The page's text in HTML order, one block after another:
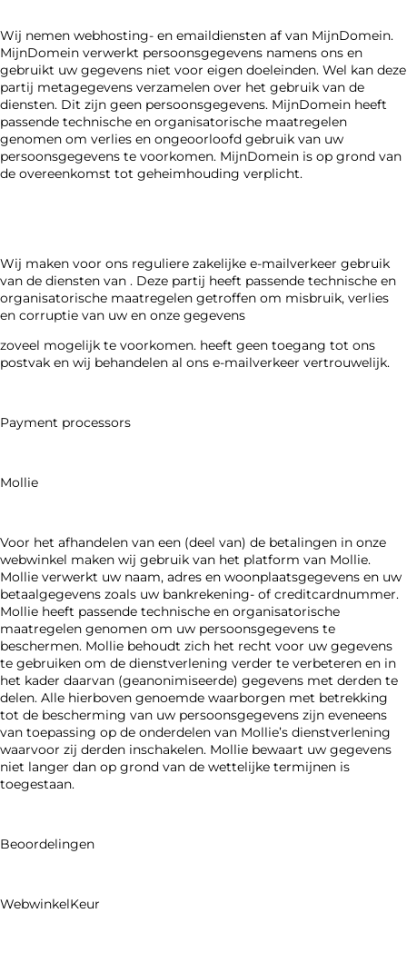
Wij nemen webhosting- en emaildiensten af van MijnDomein.
MijnDomein verwerkt persoonsgegevens namens ons en
gebruikt uw gegevens niet voor eigen doeleinden. Wel kan deze
partij metagegevens verzamelen over het gebruik van de
diensten. Dit zijn geen persoonsgegevens. MijnDomein heeft
passende technische en organisatorische maatregelen
genomen om verlies en ongeoorloofd gebruik van uw
persoonsgegevens te voorkomen. MijnDomein is op grond van
de overeenkomst tot geheimhouding verplicht.
Wij maken voor ons reguliere zakelijke e-mailverkeer gebruik
van de diensten van . Deze partij heeft passende technische en
organisatorische maatregelen getroffen om misbruik, verlies
en corruptie van uw en onze gegevens
zoveel mogelijk te voorkomen. heeft geen toegang tot ons
postvak en wij behandelen al ons e-mailverkeer vertrouwelijk.
Payment processors
Mollie
Voor het afhandelen van een (deel van) de betalingen in onze
webwinkel maken wij gebruik van het platform van Mollie.
Mollie verwerkt uw naam, adres en woonplaatsgegevens en uw
betaalgegevens zoals uw bankrekening- of creditcardnummer.
Mollie heeft passende technische en organisatorische
maatregelen genomen om uw persoonsgegevens te
beschermen. Mollie behoudt zich het recht voor uw gegevens
te gebruiken om de dienstverlening verder te verbeteren en in
het kader daarvan (geanonimiseerde) gegevens met derden te
delen. Alle hierboven genoemde waarborgen met betrekking
tot de bescherming van uw persoonsgegevens zijn eveneens
van toepassing op de onderdelen van Mollie’s dienstverlening
waarvoor zij derden inschakelen. Mollie bewaart uw gegevens
niet langer dan op grond van de wettelijke termijnen is
toegestaan.
Beoordelingen
WebwinkelKeur